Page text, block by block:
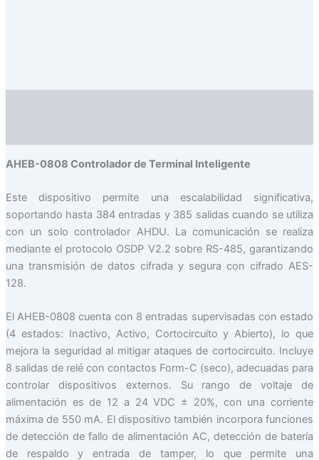
AHEB-0808 Controlador de Terminal Inteligente
Este dispositivo permite una escalabilidad significativa,
soportando hasta 384 entradas y 385 salidas cuando se utiliza
con un solo controlador AHDU. La comunicación se realiza
mediante el protocolo OSDP V2.2 sobre RS-485, garantizando
una transmisión de datos cifrada y segura con cifrado AES-
128.
El AHEB-0808 cuenta con 8 entradas supervisadas con estado
(4 estados: Inactivo, Activo, Cortocircuito y Abierto), lo que
mejora la seguridad al mitigar ataques de cortocircuito. Incluye
8 salidas de relé con contactos Form-C (seco), adecuadas para
controlar dispositivos externos. Su rango de voltaje de
alimentación es de 12 a 24 VDC ± 20%, con una corriente
máxima de 550 mA. El dispositivo también incorpora funciones
de detección de fallo de alimentación AC, detección de batería
de respaldo y entrada de tamper, lo que permite una